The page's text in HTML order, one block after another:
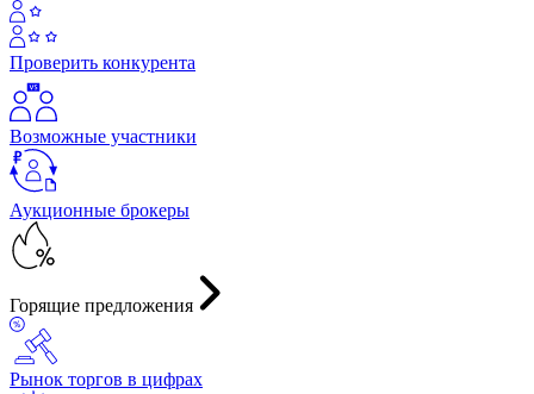
Проверить конкурента
Возможные участники
Аукционные брокеры
Горящие предложения
Рынок торгов в цифрах